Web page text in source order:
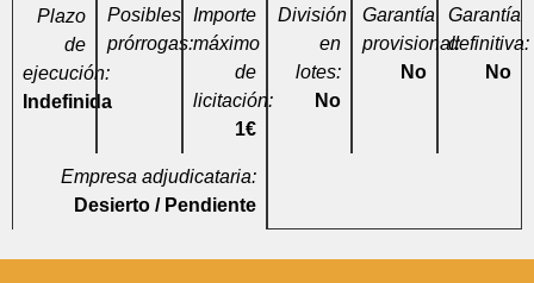
Plazo
de
ejecución:
Indefinida
Posibles
prórrogas:
Importe
máximo
de
licitación:
1€
División
en
lotes:
No
Garantía
provisional:
No
Garantía
definitiva:
No
Empresa adjudicataria:
Desierto / Pendiente